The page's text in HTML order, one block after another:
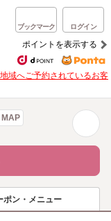
ブックマーク ログイン
ポイントを表示する
域へご予約されているお客
MAP
ポン・メニュー